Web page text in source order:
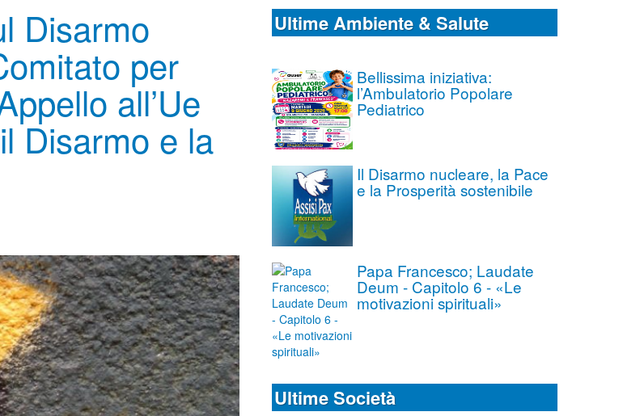
Disarmo
per
all’Ue
Disarmo e la
Ultime Ambiente & Salute
Bellissima iniziativa:
l’Ambulatorio Popolare
Pediatrico
Il Disarmo nucleare, la Pace
e la Prosperità sostenibile
Papa Francesco; Laudate
Deum - Capitolo 6 - «Le
motivazioni spirituali»
Ultime Società